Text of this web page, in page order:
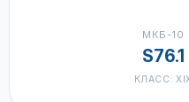
МКБ-10
S76.1
КЛАСС: